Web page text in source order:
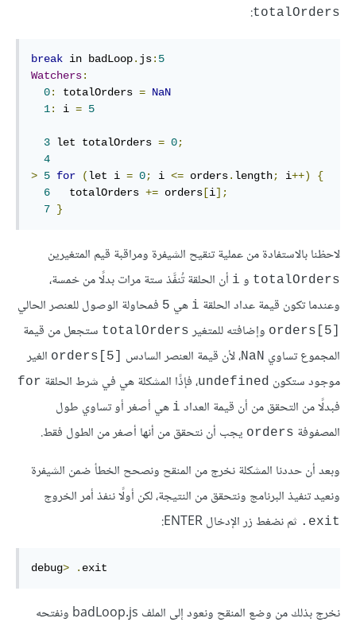
‎totalOrders‎
:
break in badLoop. js: 5
Watchers:
0: totalOrders = NaN
1: i = 5
3 let totalOrders = 0;
4
> 5 for (let i = 0; i <= orders. length; i++)
{
6
   totalOrders
+= orders [i];
7 }
لاحظنا بالاستفادة من عملية تنقيح الشيفرة ومراقبة قيم المتغيرين
‎totalOrders‎ و ‎i‎ أن الحلقة تُنفَّذ ستة مرات بدلًا من خمسة،
وعندما تكون قيمة عداد الحلقة ‎i‎ هي ‎5‎ فمحاولة الوصول للعنصر الحالي
‎orders[5]‎ وإضافته للمتغير ‎totalOrders‎ ستجعل من قيمة
المجموع تساوي ‎NaN‎، لأن قيمة العنصر السادس ‎orders[5]‎ الغير
موجود ستكون ‎undefined‎، فإذًا المشكلة هي في شرط الحلقة ‎for‎
فبدلًا من التحقق من أن قيمة العداد ‎i‎ هي أصغر أو تساوي طول
المصفوفة ‎orders‎ يجب أن نتحقق من أنها أصغر من الطول فقط.
وبعد أن حددنا المشكلة نخرج من المنقح ونصحح الخطأ ضمن الشيفرة
ونعيد تنفيذ البرنامج ونتحقق من النتيجة، لكن أولًا ننفذ أمر الخروج
‎.exit‎ ثم نضغط زر الإدخال ‎ENTER‎:
debug> . exit
نخرج بذلك من وضع المنقح ونعود إلى الملف ‎badLoop.js‎ ونفتحه